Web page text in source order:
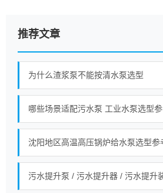
推荐文章
为什么渣浆泵不能按清水泵选型
哪些场景适配污水泵 工业水泵选型
沈阳地区高温高压锅炉给水泵选型参